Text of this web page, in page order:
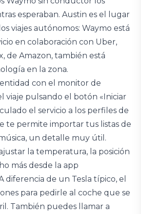
esperaban. Austin es el lugar
viajes autónomos: Waymo está
en colaboración con Uber,
de Amazon, también está
en la zona.
con el monitor de
viaje pulsando el botón «Iniciar
el servicio a los perfiles de
te permite importar tus listas de
un detalle muy útil.
la temperatura, la posición
más desde la app
diferencia de un Tesla típico, el
para pedirle al coche que se
También puedes llamar a